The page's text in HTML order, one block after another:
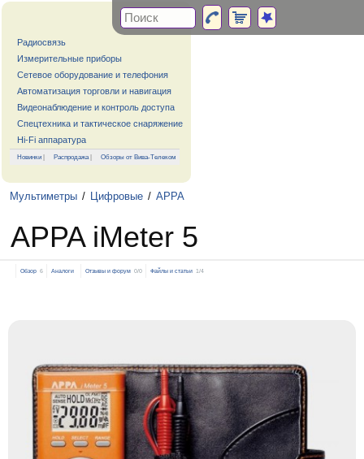
Радиосвязь
Измерительные приборы
Сетевое оборудование и телефония
Автоматизация торговли и навигация
Видеонаблюдение и контроль доступа
Спецтехника и тактическое снаряжение
Hi-Fi аппаратура
Новинки | Распродажа| Обзоры от Вива-Телеком
Мультиметры / Цифровые / APPA
APPA iMeter 5
Обзор 6 Аналоги Отзывы и форум 0/0 Файлы и статьи 1/4